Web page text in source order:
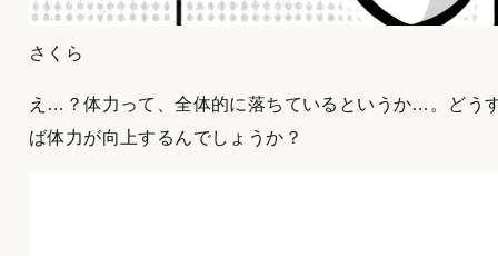
さくら
え…？体力って、全体的に落ちているというか…。どう
ば体力が向上するんでしょうか？